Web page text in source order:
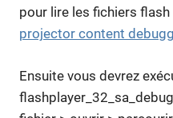
pour lire les fichiers flash
projector content
Ensuite vous devrez